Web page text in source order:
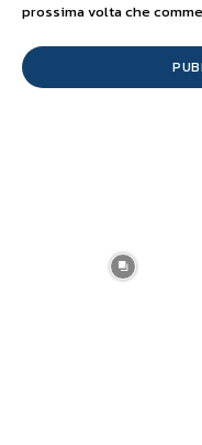
prossima volta che